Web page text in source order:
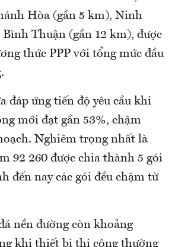
Hòa (gần 5 km), Ninh
Thuận (gần 12 km), được
thức PPP với tổng mức đầu
đáp ứng tiến độ yêu cầu khi
mới đạt gần 53%, chậm
Nghiêm trọng nhất là
92 260 được chia thành 5 gói
đến nay các gói đều chậm từ
nền đường còn khoảng
khi thiết bị thi công thường